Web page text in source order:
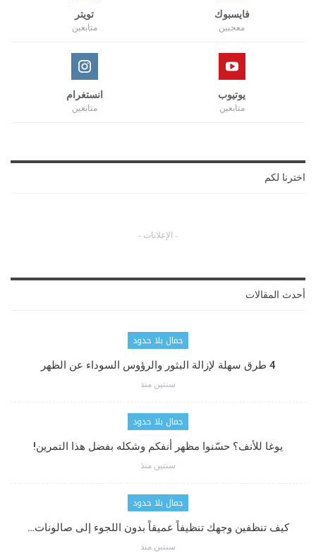
فايسبوك
معجبين
تويتر
متابعين
يوتيوب
متابعين
انستغرام
متابعين
اخترنا لكم
- الإعلانات -
أحدث المقالات
جمال بلا حدود
4 طرق سهلة لإزالة البثور والرؤوس السوداء عن الظهر
سنتين منذ
جمال بلا حدود
يوغا للأنف؟ حسّنوا مظهر أنفكم وشكله بفضل هذا التمرين!
سنتين منذ
جمال بلا حدود
كيف تنظفين وجهك تنظيفاً عميقاً بدون اللجوء إلى صالونات…
سنتين منذ